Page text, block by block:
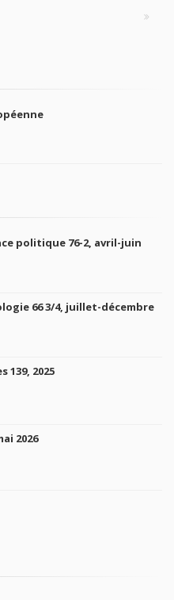
politique 76-2, avril-juin
66 3/4, juillet-décembre
139, 2025
2026